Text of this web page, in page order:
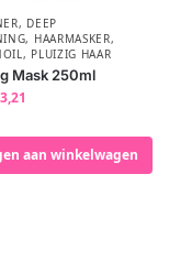
, DEEP
, HAARMASKER,
, PLUIZIG HAAR
Mask 250ml
aan winkelwagen